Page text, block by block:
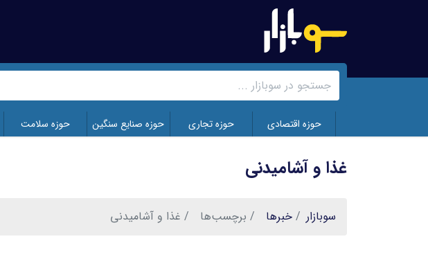
حوزه اقتصادی حوزه تجاری حوزه صنایع سنگین حوزه سلامت
غذا و آشامیدنی
سوبازار خبر‌ها برچسب‌ها غذا و آشامیدنی